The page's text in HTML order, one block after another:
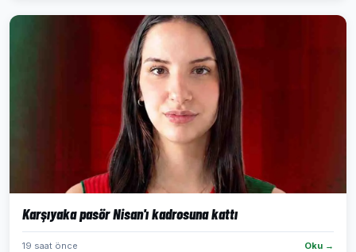
Karşıyaka pasör Nisan'ı kadrosuna kattı
19 saat önce Oku →